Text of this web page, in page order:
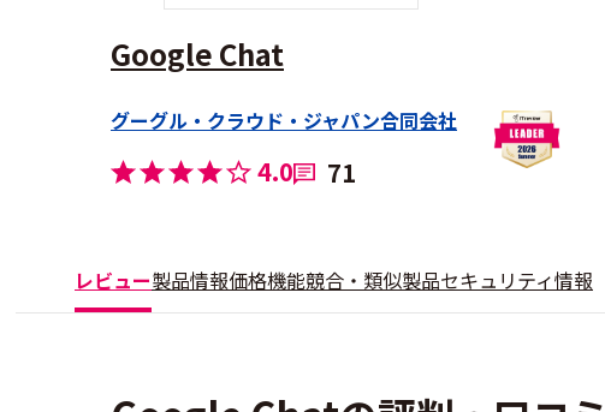
Google Chat
グーグル・クラウド・ジャパン合同会社
4.0 71
レビュー製品情報価格機能競合・類似製品セキュリティ情報